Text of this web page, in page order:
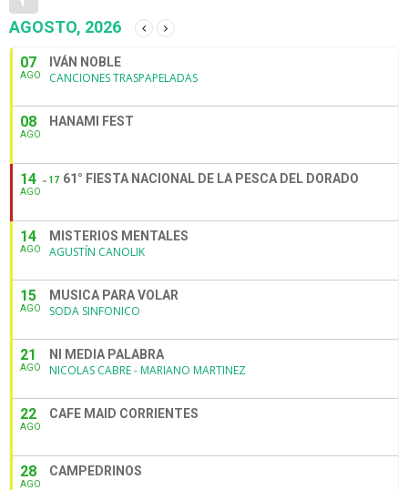
AGOSTO, 2026
07
AGO
IVÁN NOBLE
CANCIONES TRASPAPELADAS
08
AGO
HANAMI FEST
14
AGO
17 61° FIESTA NACIONAL DE LA PESCA DEL DORADO
14
AGO
MISTERIOS MENTALES
AGUSTÍN CANOLIK
15
AGO
MUSICA PARA VOLAR
SODA SINFONICO
21
AGO
NI MEDIA PALABRA
NICOLAS CABRE - MARIANO MARTINEZ
22
AGO
CAFE MAID CORRIENTES
28
AGO
CAMPEDRINOS